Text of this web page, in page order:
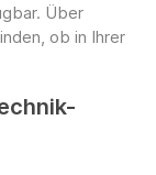
Über
ob in Ihrer